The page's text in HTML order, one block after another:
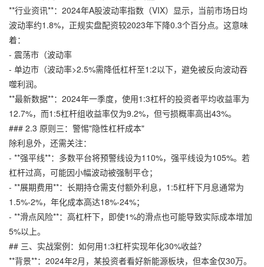
**行业资讯**：2024年A股波动率指数（VIX）显示，当前市场日均
波动率约1.8%， 正规实盘配资较2023年下降0.3个百分点。这意味
着：
- 震荡市（波动率
- 单边市（波动率>2.5%需降低杠杆至1:2以下，避免被反向波动吞
噬利润。
**最新数据**：2024年一季度，使用1:3杠杆的投资者平均收益率为
12.7%，而1:5杠杆组收益率仅为9.2%，但亏损概率高出43%。
### 2.3 原则三：警惕"隐性杠杆成本"
除利息外，还需关注：
- **强平线**：多数平台将预警线设为110%，强平线设为105%。若
杠杆过高，可能因小幅波动被强制平仓；
- **展期费用**：长期持仓需支付额外利息，1:5杠杆下月息通常为
1.5%-2%，年化成本高达18%-24%；
- **滑点风险**：高杠杆下，即使1%的滑点也可能导致实际成本增加
5%以上。
## 三、实战案例：如何用1:3杠杆实现年化30%收益？
**背景**：2024年2月，某投资者看好新能源板块，但本金仅30万。